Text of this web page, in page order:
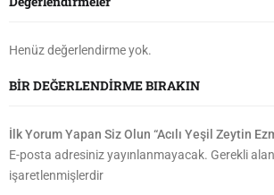
Henüz değerlendirme yok.
BIR DEĞERLENDIRME BIRAKIN
İlk Yorum Yapan Siz Olun “Acılı Yeşil Zeytin
E-posta adresiniz yayınlanmayacak. Gerekli
işaretlenmişlerdir